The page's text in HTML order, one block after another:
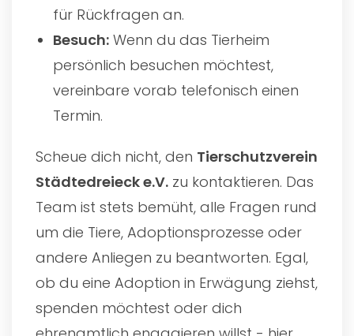
für Rückfragen an.
Besuch: Wenn du das Tierheim
persönlich besuchen möchtest,
vereinbare vorab telefonisch einen
Termin.
Scheue dich nicht, den Tierschutzverein
Städtedreieck e.V. zu kontaktieren. Das
Team ist stets bemüht, alle Fragen rund
um die Tiere, Adoptionsprozesse oder
andere Anliegen zu beantworten. Egal,
ob du eine Adoption in Erwägung ziehst,
spenden möchtest oder dich